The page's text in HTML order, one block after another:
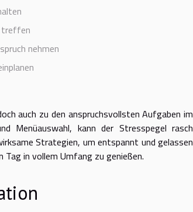
treffen
nehmen
auch zu den anspruchsvollsten Aufgaben im
Menüauswahl, kann der Stresspegel rasch
Strategien, um entspannt und gelassen
in vollem Umfang zu genießen.